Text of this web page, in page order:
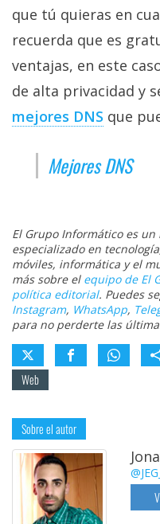
que tú quieras en
recuerda que es
ventajas, en este
de alta privacidad y
mejores DNS que
Mejores DNS
El Grupo Informático es
especializado en
móviles, informática y el
más sobre el equipo de El
política editorial. Puedes
Instagram, WhatsApp,
para no perderte las
Web
Sobre el autor